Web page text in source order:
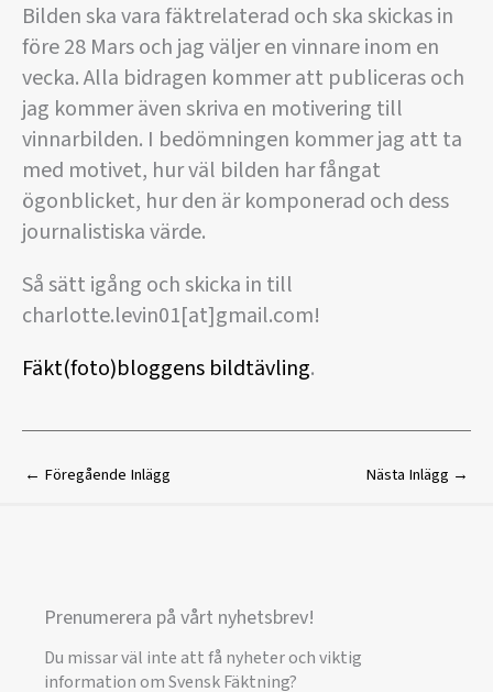
Bilden ska vara fäktrelaterad och ska skickas in
före 28 Mars och jag väljer en vinnare inom en
vecka. Alla bidragen kommer att publiceras och
jag kommer även skriva en motivering till
vinnarbilden. I bedömningen kommer jag att ta
med motivet, hur väl bilden har fångat
ögonblicket, hur den är komponerad och dess
journalistiska värde.
Så sätt igång och skicka in till
charlotte.levin01[at]gmail.com!
Fäkt(foto)bloggens bildtävling.
← Föregående Inlägg Nästa Inlägg →
Prenumerera på vårt nyhetsbrev!
Du missar väl inte att få nyheter och viktig
information om Svensk Fäktning?